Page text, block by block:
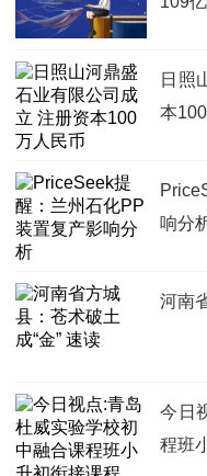
日照
本
响分
河南
今日
程班